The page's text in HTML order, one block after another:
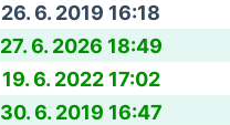
26. 6. 2019 16:18
27. 6. 2026 18:49
19. 6. 2022 17:02
30. 6. 2019 16:47